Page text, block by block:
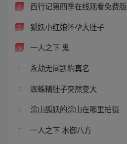
1 西行记第四季在线观看免费版
2 狐妖小红娘怀孕大肚子
3 一人之下 鬼
4 永劫无间凯豹真名
5 蜘蛛精肚子突然变大
6 涂山狐妖的涂山在哪里拍摄
7 一人之下 水御八方